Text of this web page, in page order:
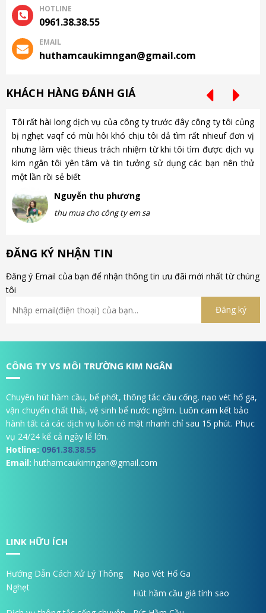
HOTLINE
0961.38.38.55
EMAIL
huthamcaukimngan@gmail.com
KHÁCH HÀNG ĐÁNH GIÁ
Tôi rất hài long dịch vụ của công ty trước đây công ty tôi củng
bị nghẹt vaqf có mùi hôi khó chịu tôi dả tìm rất nhieuf đơn vị
nhưng làm việc thieus trách nhiệm từ khi tôi tìm được dịch vụ
kim ngân tôi yên tâm và tin tưởng sử dụng các bạn nên thử
một lần rồi sẻ biết
Nguyễn thu phương
thu mua cho công ty em sa
ĐĂNG KÝ NHẬN TIN
Đăng ý Email của bạn để nhận thông tin ưu đãi mới nhất từ chúng
tôi
CÔNG TY VS MÔI TRƯỜNG KIM NGÂN
Chuyên hút hầm cầu, bể phốt, thông tắc cầu cống, nạo vét hố ga,
vận chuyển chất thải, vệ sinh bể nước ngầm. Luôn cam kết bảo
hành tất cá các dịch vụ luôn có mặt nhanh chỉ sau 15 phút. Phục
vụ 24/24 kể cả ngày lể lớn.
Hotline: 0961.38.38.55
Email: huthamcaukimngan@gmail.com
LINK HỮU ÍCH
Hướng Dẫn Cách Xử Lý Thông
Nghẹt
Nạo Vét Hố Ga
Hút hầm cầu giá tính sao